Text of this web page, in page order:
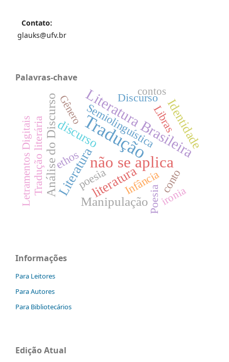
Contato:
glauks@ufv.br
Palavras-chave
Tradução
não se aplica
Literatura Brasileira
literatura
Literatura
Análise do Discurso
Manipulação
discurso Identidade
Semiolinguística
Tradução literária conto
Infância
ethos
Libras
poesia
Discurso
Poesia
Letramentos Digitais
contos
Gênero
ironia
Informações
Para Leitores
Para Autores
Para Bibliotecários
Edição Atual